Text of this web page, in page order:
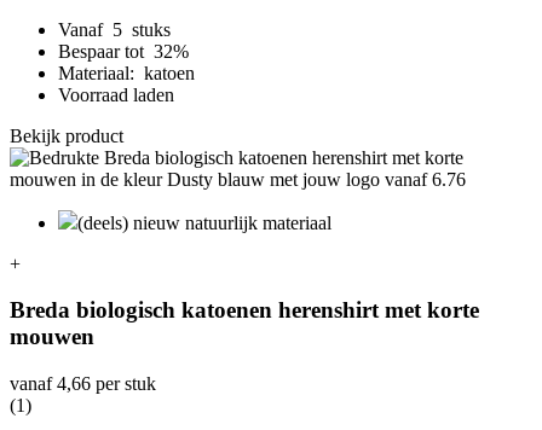
Vanaf 5 stuks
Bespaar tot 32%
Materiaal: katoen
Voorraad laden
Bekijk product
(deels) nieuw natuurlijk materiaal
+
Breda biologisch katoenen herenshirt met korte
mouwen
vanaf4,66 per stuk
(1)